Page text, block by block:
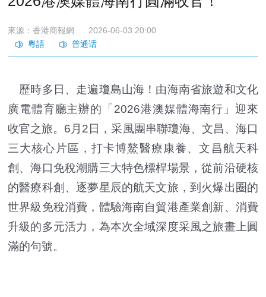
來源：香港商報網 2026-06-03 20:00
歷時多日、走遍瓊島山海！由海南省旅遊和文化
廣電體育廳主辦的「2026港澳媒體海南行」迎來
收官之旅。6月2日，采風團串聯瓊海、文昌、海口
三大核心片區，打卡博鰲醫療康養、文昌航天科
創、海口免稅潮購三大特色標桿場景，從前沿硬核
的醫療科創、逐夢星辰的航天文旅，到火爆出圈的
世界級免稅消費，體驗海南自貿港產業創新、消費
升級的多元活力，為本次全域深度采風之旅畫上圓
滿的句號。